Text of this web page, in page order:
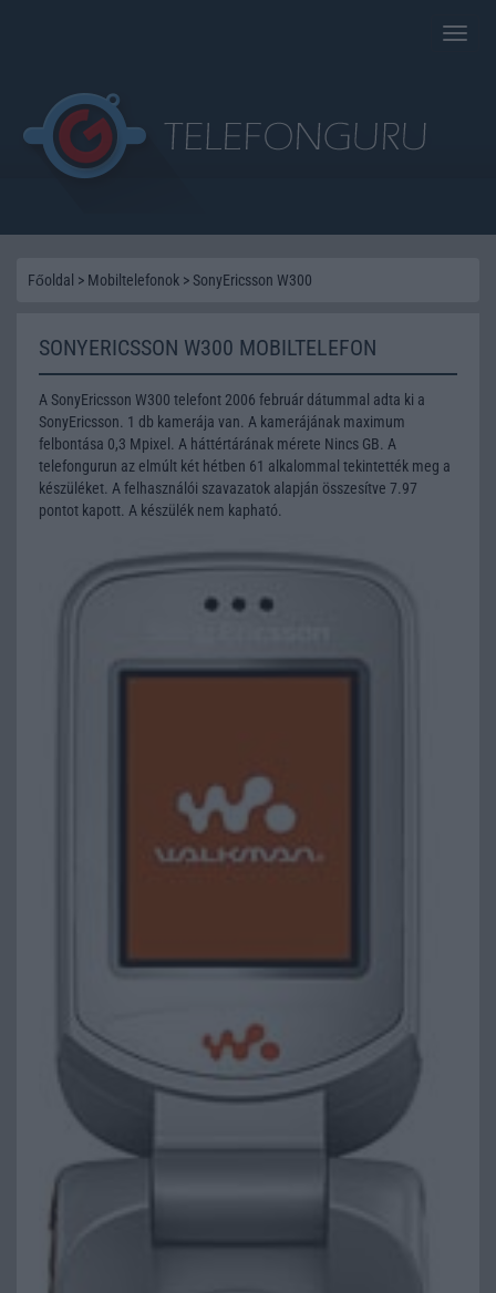
Toggle
Főoldal > Mobiltelefonok > SonyEricsson W300
SONYERICSSON W300 MOBILTELEFON
A SonyEricsson W300 telefont 2006 február dátummal adta ki a
SonyEricsson. 1 db kamerája van. A kamerájának maximum
felbontása 0,3 Mpixel. A háttértárának mérete Nincs GB. A
telefongurun az elmúlt két hétben 61 alkalommal tekintették meg a
készüléket. A felhasználói szavazatok alapján összesítve 7.97
pontot kapott. A készülék nem kapható.